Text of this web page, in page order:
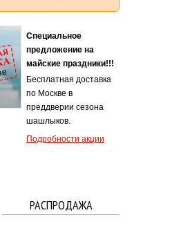
Специальное
предложение на
майские праздники!!!
Бесплатная доставка
по Москве в
преддверии сезона
шашлыков.
Подробности акции
РАСПРОДАЖА